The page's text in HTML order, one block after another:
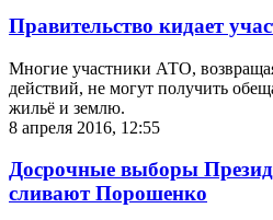
Правительство кидает
Многие участники АТО,
действий, не могут получить
жильё и землю.
8 апреля 2016, 12:55
Досрочные выборы
сливают Порошенко